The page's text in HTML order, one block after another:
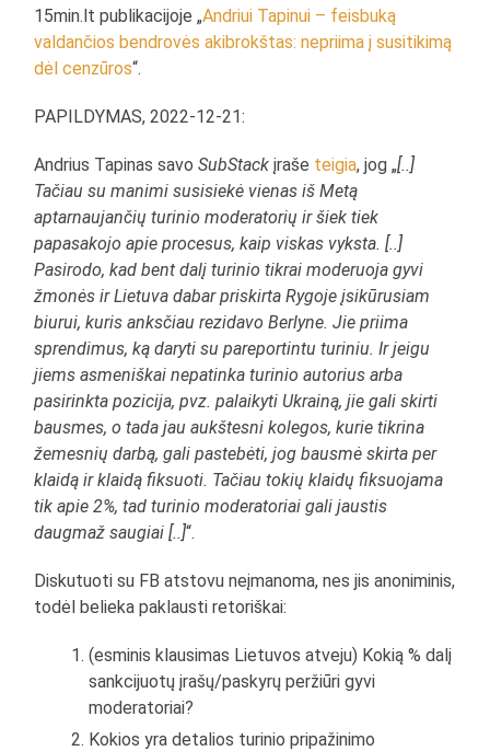
15min.lt publikacijoje „Andriui Tapinui – feisbuką
valdančios bendrovės akibrokštas: nepriima į susitikimą
dėl cenzūros“.
PAPILDYMAS, 2022-12-21:
Andrius Tapinas savoSubStack įraše teigia, jog „[..]
Tačiau su manimi susisiekė vienas iš Metą
aptarnaujančių turinio moderatorių ir šiek tiek
papasakojo apie procesus, kaip viskas vyksta. [..]
Pasirodo, kad bent dalį turinio tikrai moderuoja gyvi
žmonės ir Lietuva dabar priskirta Rygoje įsikūrusiam
biurui, kuris anksčiau rezidavo Berlyne. Jie priima
sprendimus, ką daryti su pareportintu turiniu. Ir jeigu
jiems asmeniškai nepatinka turinio autorius arba
pasirinkta pozicija, pvz. palaikyti Ukrainą, jie gali skirti
bausmes, o tada jau aukštesni kolegos, kurie tikrina
žemesnių darbą, gali pastebėti, jog bausmė skirta per
klaidą ir klaidą fiksuoti. Tačiau tokių klaidų fiksuojama
tik apie 2%, tad turinio moderatoriai gali jaustis
daugmaž saugiai [..]“.
Diskutuoti su FB atstovu neįmanoma, nes jis anoniminis,
todėl belieka paklausti retoriškai:
(esminis klausimas Lietuvos atveju) Kokią % dalį
sankcijuotų įrašų/paskyrų peržiūri gyvi
moderatoriai?
Kokios yra detalios turinio pripažinimo